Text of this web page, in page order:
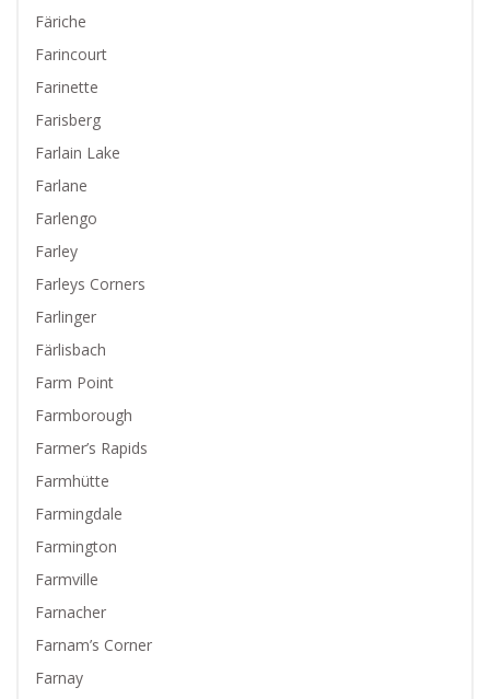
Färiche
Farincourt
Farinette
Farisberg
Farlain Lake
Farlane
Farlengo
Farley
Farleys Corners
Farlinger
Färlisbach
Farm Point
Farmborough
Farmer’s Rapids
Farmhütte
Farmingdale
Farmington
Farmville
Farnacher
Farnam’s Corner
Farnay